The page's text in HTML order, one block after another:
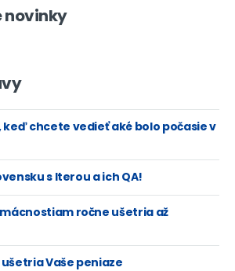
novinky
chcete vedieť aké bolo počasie v
s Iterou a ich QA!
ročne ušetria až
Vaše peniaze